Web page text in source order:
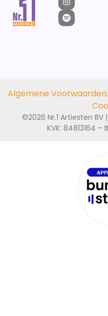
Algemene Voorwaarden
©2026 Nr.1 Artiesten
KVK: 84813164 –